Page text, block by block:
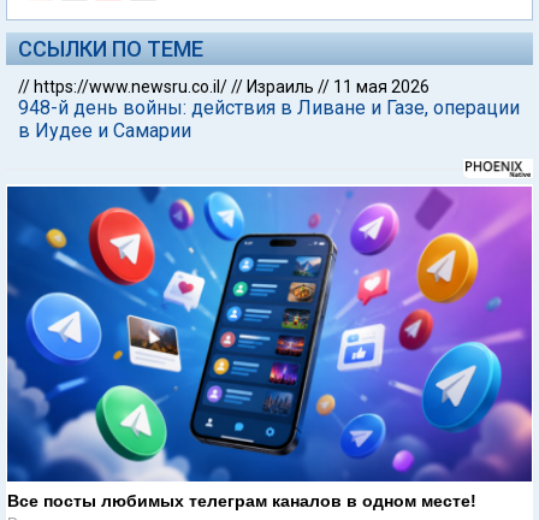
ССЫЛКИ ПО ТЕМЕ
// https://www.newsru.co.il/// Израиль // 11 мая 2026
948-й день войны: действия в Ливане и Газе, операции
в Иудее и Самарии
Все посты любимых телеграм каналов в одном месте!